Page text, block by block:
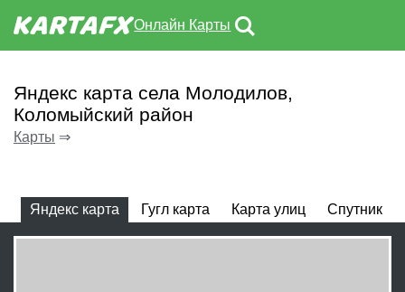
Онлайн Карты
Яндекс карта села Молодилов,
Коломыйский район
Карты ⇒
Яндекс карта Гугл карта Карта улиц Спутник